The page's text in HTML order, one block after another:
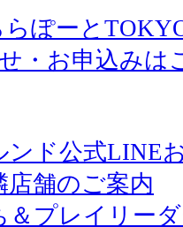
ぽーと
・お申込みは
ンド公式LINE
店舗のご案内
＆プレイリー